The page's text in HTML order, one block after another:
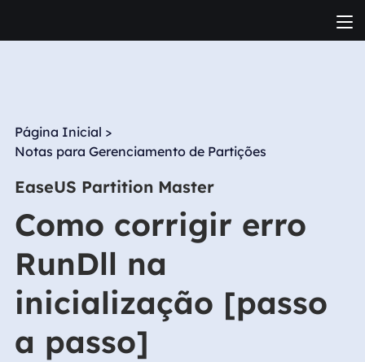
Página Inicial >
Notas para Gerenciamento de Partições
EaseUS Partition Master
Como corrigir erro
RunDll na
inicialização [passo
a passo]